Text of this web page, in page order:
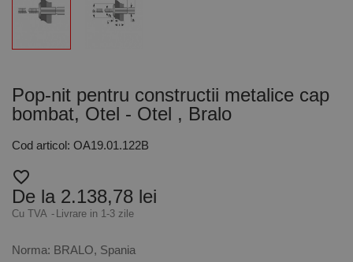
Pop-nit pentru constructii metalice cap
bombat, Otel - Otel , Bralo
Cod articol: OA19.01.122B
favorite_border
De la 2.138,78 lei
Cu TVA Livrare in 1-3 zile
Norma: BRALO, Spania